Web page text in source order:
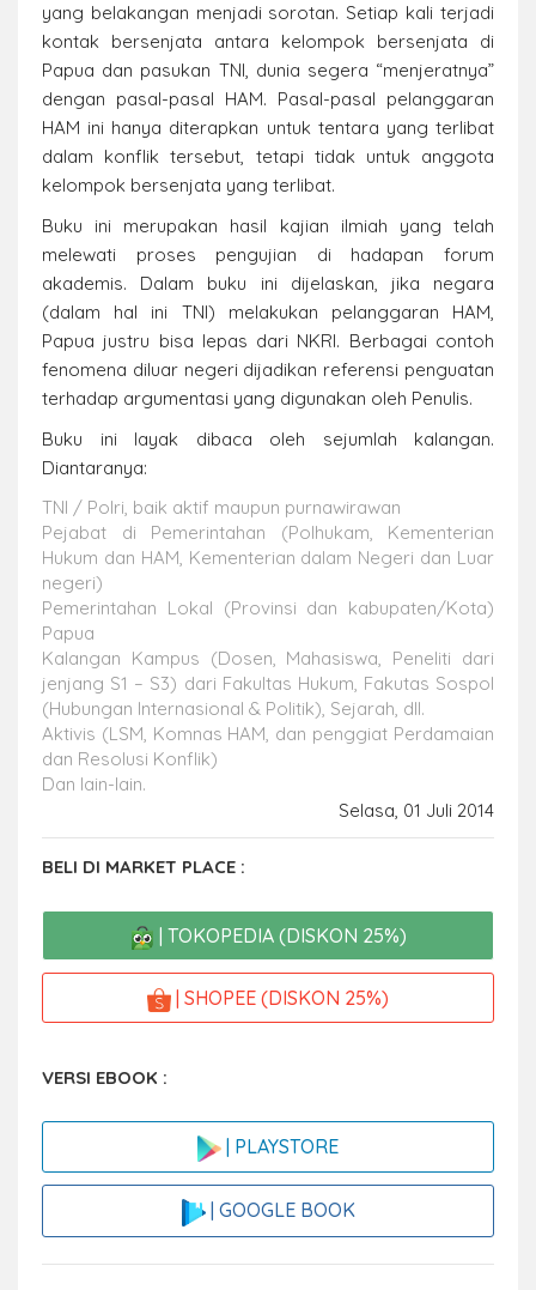
yang belakangan menjadi sorotan. Setiap kali terjadi
kontak bersenjata antara kelompok bersenjata di
Papua dan pasukan TNI, dunia segera “menjeratnya”
dengan pasal-pasal HAM. Pasal-pasal pelanggaran
HAM ini hanya diterapkan untuk tentara yang terlibat
dalam konflik tersebut, tetapi tidak untuk anggota
kelompok bersenjata yang terlibat.
Buku ini merupakan hasil kajian ilmiah yang telah
melewati proses pengujian di hadapan forum
akademis. Dalam buku ini dijelaskan, jika negara
(dalam hal ini TNI) melakukan pelanggaran HAM,
Papua justru bisa lepas dari NKRI. Berbagai contoh
fenomena diluar negeri dijadikan referensi penguatan
terhadap argumentasi yang digunakan oleh Penulis.
Buku ini layak dibaca oleh sejumlah kalangan.
Diantaranya:
TNI / Polri, baik aktif maupun purnawirawan
Pejabat di Pemerintahan (Polhukam, Kementerian
Hukum dan HAM, Kementerian dalam Negeri dan Luar
negeri)
Pemerintahan Lokal (Provinsi dan kabupaten/Kota)
Papua
Kalangan Kampus (Dosen, Mahasiswa, Peneliti dari
jenjang S1 – S3) dari Fakultas Hukum, Fakutas Sospol
(Hubungan Internasional & Politik), Sejarah, dll.
Aktivis (LSM, Komnas HAM, dan penggiat Perdamaian
dan Resolusi Konflik)
Dan lain-lain.
Selasa, 01 Juli 2014
BELI DI MARKET PLACE :
| TOKOPEDIA (DISKON 25%)
| SHOPEE (DISKON 25%)
VERSI EBOOK :
| PLAYSTORE
| GOOGLE BOOK